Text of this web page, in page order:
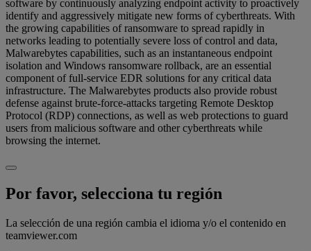
software by continuously analyzing endpoint activity to proactively
identify and aggressively mitigate new forms of cyberthreats. With
the growing capabilities of ransomware to spread rapidly in
networks leading to potentially severe loss of control and data,
Malwarebytes capabilities, such as an instantaneous endpoint
isolation and Windows ransomware rollback, are an essential
component of full-service EDR solutions for any critical data
infrastructure. The Malwarebytes products also provide robust
defense against brute-force-attacks targeting Remote Desktop
Protocol (RDP) connections, as well as web protections to guard
users from malicious software and other cyberthreats while
browsing the internet.
Por favor, selecciona tu región
La selección de una región cambia el idioma y/o el contenido en
teamviewer.com